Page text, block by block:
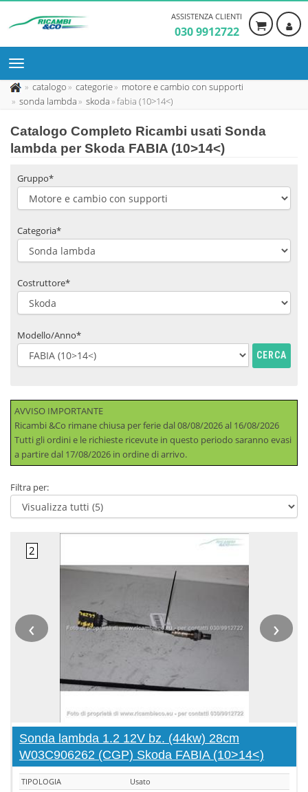
ASSISTENZA CLIENTI
030 9912722
catalogo categorie
motore e cambio con supporti
sonda lambda
skoda fabia (10>14<)
Catalogo Completo Ricambi usati Sonda
lambda per Skoda FABIA (10>14<)
Gruppo*
Categoria*
Costruttore*
Modello/Anno*
CERCA
AVVISO IMPORTANTE
Ricambi &Co rimane chiusa per ferie dal 08/08/2026 al 16/08/2026
Tutti gli ordini e le richieste ricevute in questo periodo saranno evasi
a partire dal 17/08/2026 in ordine di arrivo.
Filtra per:
‹ ›
Sonda lambda 1.2 12V bz. (44kw) 28cm
W03C906262 (CGP) Skoda FABIA (10>14<)
TIPOLOGIA
Usato